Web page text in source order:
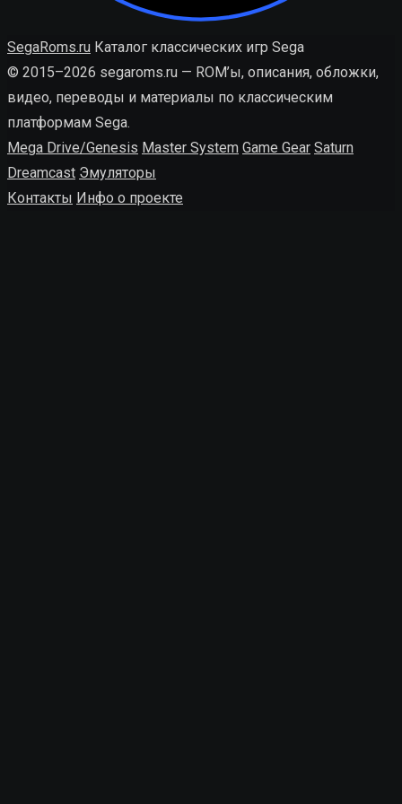
SegaRoms.ru Каталог классических игр Sega
© 2015–2026 segaroms.ru — ROM’ы, описания, обложки,
видео, переводы и материалы по классическим
платформам Sega.
Mega Drive/Genesis Master System Game Gear Saturn
Dreamcast Эмуляторы
Контакты Инфо о проекте